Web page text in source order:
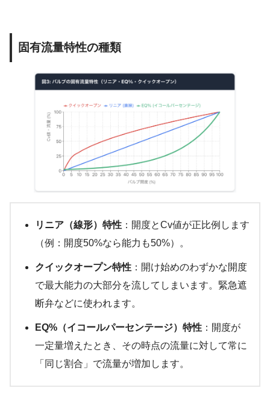
固有流量特性の種類
リニア（線形）特性 ：開度とCv値が正比例します
（例：開度50%なら能力も50%）。
クイックオープン特性 ：開け始めのわずかな開度
で最大能力の大部分を流してしまいます。緊急遮
断弁などに使われます。
EQ%（イコールパーセンテージ）特性 ：開度が
一定量増えたとき、その時点の流量に対して常に
「同じ割合」で流量が増加します。